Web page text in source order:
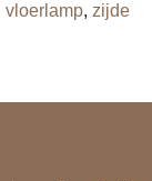
vloerlamp, zijde